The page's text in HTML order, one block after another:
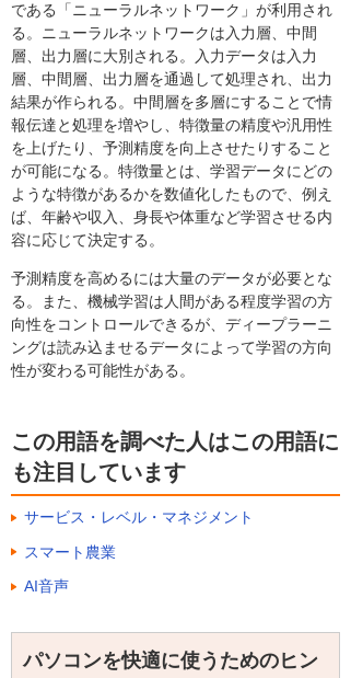
である「ニューラルネットワーク」が利用され
る。ニューラルネットワークは入力層、中間
層、出力層に大別される。入力データは入力
層、中間層、出力層を通過して処理され、出力
結果が作られる。中間層を多層にすることで情
報伝達と処理を増やし、特徴量の精度や汎用性
を上げたり、予測精度を向上させたりすること
が可能になる。特徴量とは、学習データにどの
ような特徴があるかを数値化したもので、例え
ば、年齢や収入、身長や体重など学習させる内
容に応じて決定する。
予測精度を高めるには大量のデータが必要とな
る。また、機械学習は人間がある程度学習の方
向性をコントロールできるが、ディープラーニ
ングは読み込ませるデータによって学習の方向
性が変わる可能性がある。
この用語を調べた人はこの用語に
も注目しています
サービス・レベル・マネジメント
スマート農業
AI音声
パソコンを快適に使うためのヒン